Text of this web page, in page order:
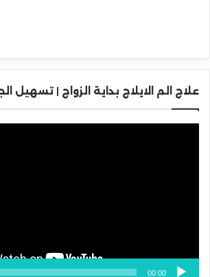
علاج الم الايلاج بداية الزواج | تسهيل
00:00